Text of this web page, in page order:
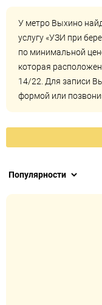
У метро Выхино
услугу «УЗИ при
по минимальной
которая
14/22. Для записи
формой или